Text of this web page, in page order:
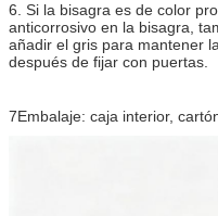
6. Si la bisagra es de color
anticorrosivo en la bisagra,
añadir el gris para mantener
después de fijar con puertas.
7Embalaje: caja interior,